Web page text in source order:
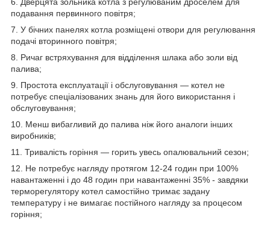
6. Дверцята зольника котла з регулюваним дроселем для
подавання первинного повітря;
7. У бічних панелях котла розміщені отвори для регулювання
подачі вторинного повітря;
8. Ричаг встряхування для відділення шлака або золи від
палива;
9. Простота експлуатації і обслуговування — котел не
потребує спеціалізованих знань для його використання і
обслуговування;
10. Менш вибагливий до палива ніж його аналоги інших
виробників;
11. Тривалість горіння — горить увесь опалювальний сезон;
12. Не потребує нагляду протягом 12-24 годин при 100%
навантаженні і до 48 годин при навантаженні 35% - завдяки
терморегулятору котел самостійно тримає задану
температуру і не вимагає постійного нагляду за процесом
горіння;